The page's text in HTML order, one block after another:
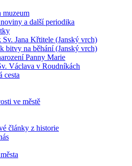
muzeum
a další periodika
Jana Křtitele (Janský vrch)
bitvy na běhání (Janský vrch)
Panny Marie
Václava v Roudníkách
cesta
ve městě
články z historie